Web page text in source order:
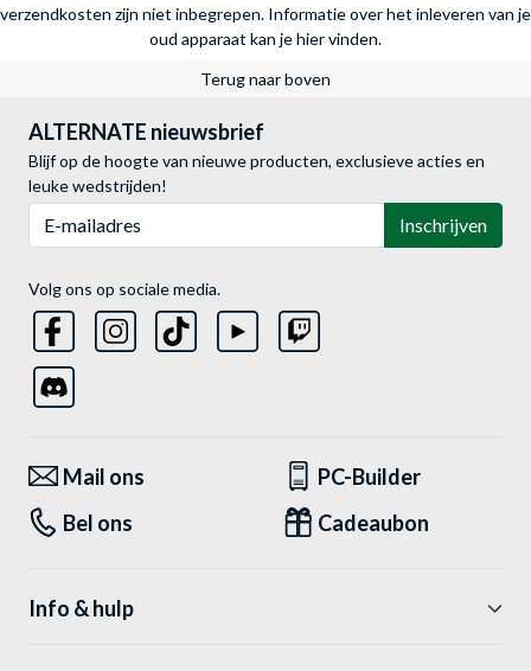
verzendkosten zijn niet inbegrepen. Informatie over het inleveren van je
oud apparaat kan je hier vinden.
Terug naar boven
ALTERNATE nieuwsbrief
Blijf op de hoogte van nieuwe producten, exclusieve acties en
leuke wedstrijden!
Inschrijven
Volg ons op sociale media.
Mail ons
PC-Builder
Bel ons
Cadeaubon
Info & hulp